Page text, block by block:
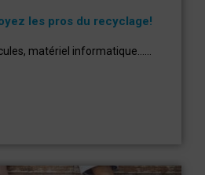
les pros du recyclage!
matériel informatique…...